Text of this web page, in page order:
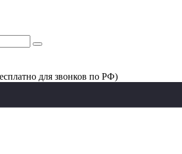
для звонков по РФ)